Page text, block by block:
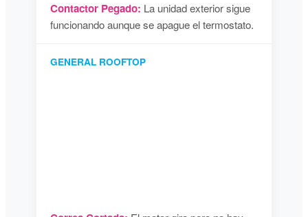
Contactor Pegado: La unidad exterior sigue
funcionando aunque se apague el termostato.
GENERAL ROOFTOP